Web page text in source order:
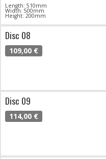
Length: 510mm
Width: 500mm
Height: 200mm
Disc 08
109,00 €
Disc 09
114,00 €